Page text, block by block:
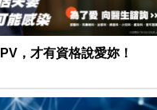
，才有資格說愛妳！